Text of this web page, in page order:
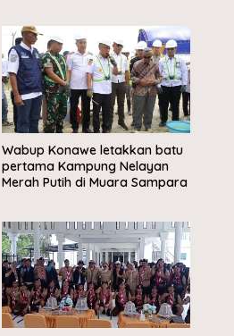
Wabup Konawe letakkan batu
pertama Kampung Nelayan
Merah Putih di Muara Sampara